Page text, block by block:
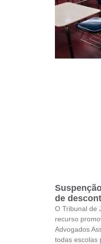
de
O Tribunal de
recurso
Advogados
todas escolas